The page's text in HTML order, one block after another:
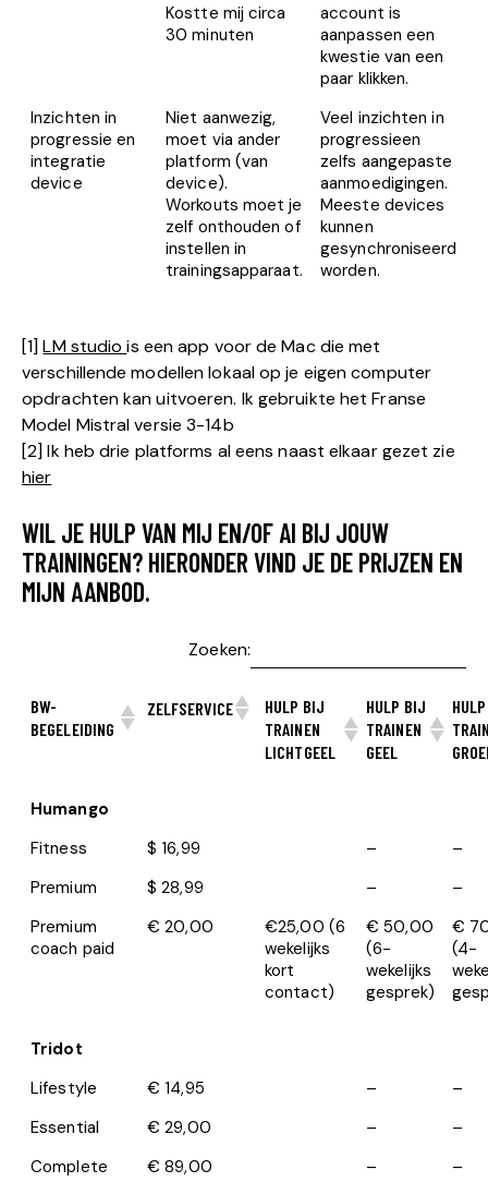
Kostte mij circa
30 minuten
account is
aanpassen een
kwestie van een
paar klikken.
Inzichten in
progressie en
integratie
device
Niet aanwezig,
moet via ander
platform (van
device).
Workouts moet je
zelf onthouden of
instellen in
trainingsapparaat.
Veel inzichten in
progressieen
zelfs aangepaste
aanmoedigingen.
Meeste devices
kunnen
gesynchroniseerd
worden.
[1]LM studiois een app voor de Mac die met
verschillende modellen lokaal op je eigen computer
opdrachten kan uitvoeren. Ik gebruikte het Franse
Model Mistral versie 3-14b
[2] Ik heb drie platforms al eens naast elkaar gezet zie
hier
WIL JE HULP VAN MIJ EN/OF AI BIJ JOUW
TRAININGEN? HIERONDER VIND JE DE PRIJZEN EN
MIJN AANBOD.
Zoeken:
BW-
BEGELEIDING
ZELFSERVICE
HULP BIJ
TRAINEN
LICHTGEEL
HULP BIJ
TRAINEN
GEEL
Humango
Fitness
$ 16,99 –
–
Premium
$ 28,99 –
–
Premium
coach paid
€ 20,00
€25,00 (6
wekelijks
kort
contact)
€ 50,00
(6-
wekelijks
gesprek)
€
(4-
Tridot
Lifestyle
€ 14,95 –
–
Essential
€ 29,00 –
–
Complete
€ 89,00 –
–